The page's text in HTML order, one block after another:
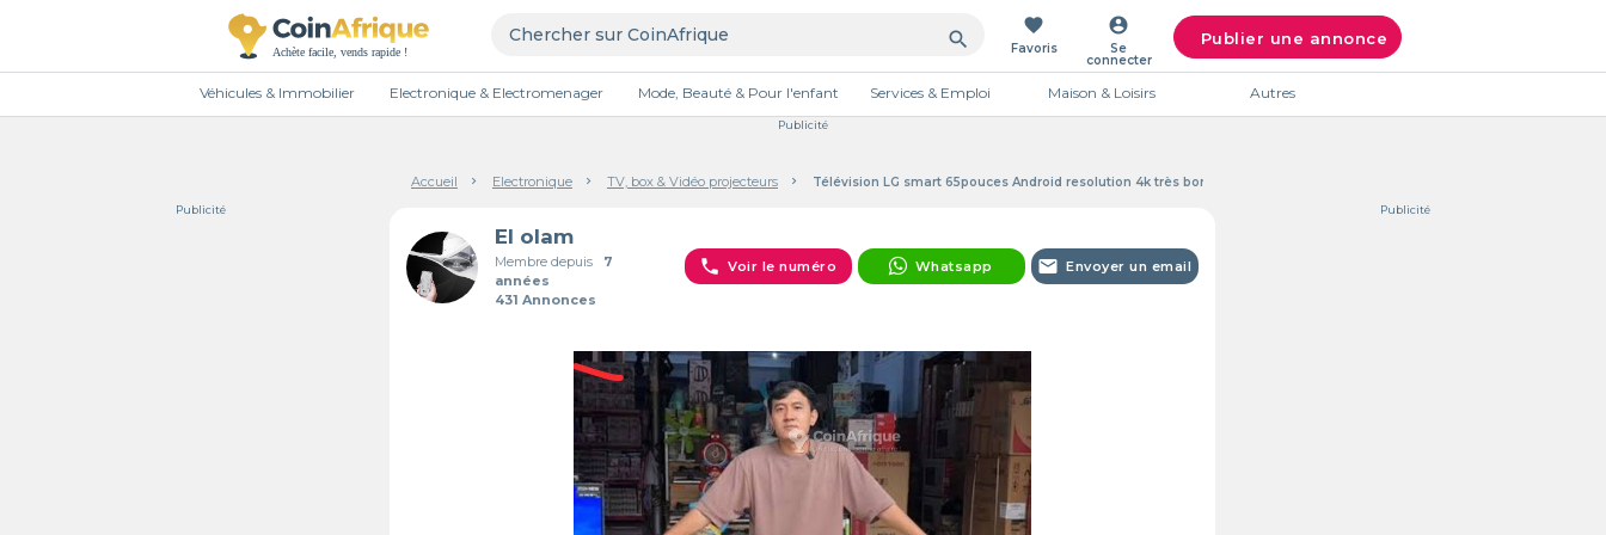
search
favorite
Favoris
account_circle
Se
connecter
Publier une annonce
Véhicules & Immobilier Electronique & Electromenager Mode, Beauté & Pour l'enfant Services & Emploi Maison & Loisirs Autres
Publicité
Accueil Electronique TV, box & Vidéo projecteurs Télévision LG smart 65pouces Android resolution 4k très bon promotionnel
Publicité
El olam
Membre depuis7
années
431 Annonces
phone Voir le numéro Whatsapp email Envoyer un email
Publicité